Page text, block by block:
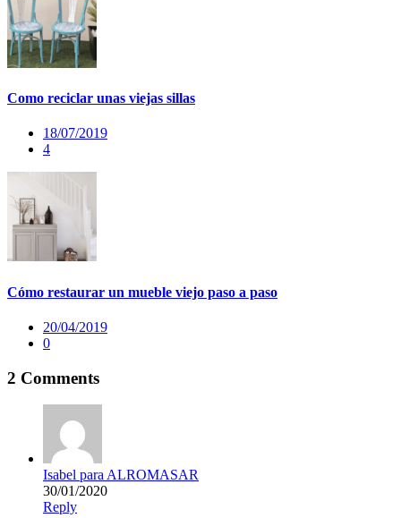
Como reciclar unas viejas sillas
18/07/2019
4
Cómo restaurar un mueble viejo paso a paso
20/04/2019
0
2 Comments
Isabel para ALROMASAR
30/01/2020
Reply